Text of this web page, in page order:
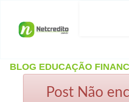
BLOG EDUCAÇÃO
Post Não